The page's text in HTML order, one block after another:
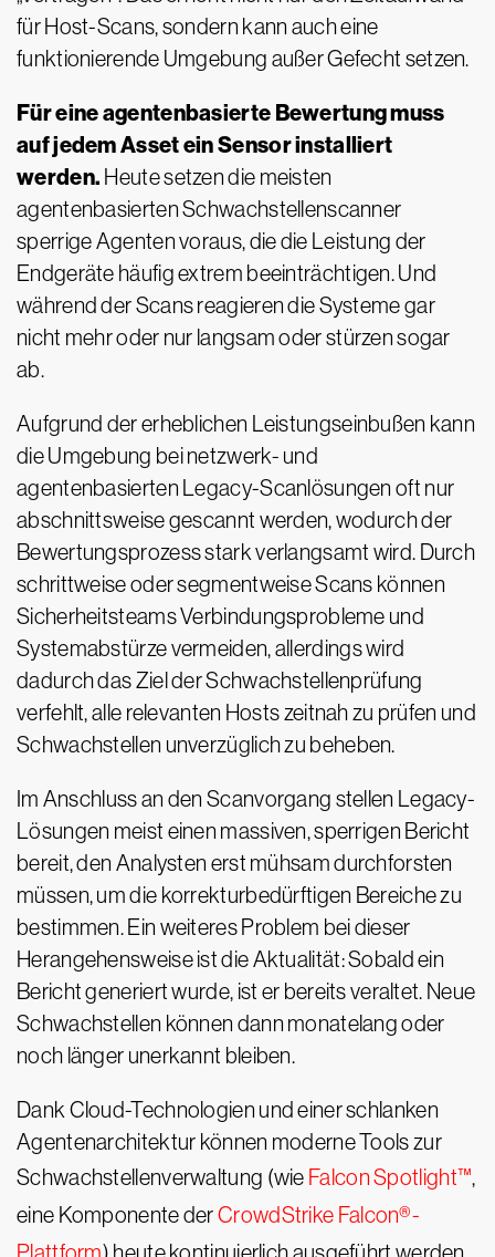
für Host-Scans, sondern kann auch eine
funktionierende Umgebung außer Gefecht setzen.
Für eine agentenbasierte Bewertung muss
auf jedem Asset ein Sensor installiert
werden. Heute setzen die meisten
agentenbasierten Schwachstellenscanner
sperrige Agenten voraus, die die Leistung der
Endgeräte häufig extrem beeinträchtigen. Und
während der Scans reagieren die Systeme gar
nicht mehr oder nur langsam oder stürzen sogar
ab.
Aufgrund der erheblichen Leistungseinbußen kann
die Umgebung bei netzwerk- und
agentenbasierten Legacy-Scanlösungen oft nur
abschnittsweise gescannt werden, wodurch der
Bewertungsprozess stark verlangsamt wird. Durch
schrittweise oder segmentweise Scans können
Sicherheitsteams Verbindungsprobleme und
Systemabstürze vermeiden, allerdings wird
dadurch das Ziel der Schwachstellenprüfung
verfehlt, alle relevanten Hosts zeitnah zu prüfen und
Schwachstellen unverzüglich zu beheben.
Im Anschluss an den Scanvorgang stellen Legacy-
Lösungen meist einen massiven, sperrigen Bericht
bereit, den Analysten erst mühsam durchforsten
müssen, um die korrekturbedürftigen Bereiche zu
bestimmen. Ein weiteres Problem bei dieser
Herangehensweise ist die Aktualität: Sobald ein
Bericht generiert wurde, ist er bereits veraltet. Neue
Schwachstellen können dann monatelang oder
noch länger unerkannt bleiben.
Dank Cloud-Technologien und einer schlanken
Agentenarchitektur können moderne Tools zur
Schwachstellenverwaltung (wie Falcon Spotlight™,
eine Komponente derCrowdStrike Falcon®-